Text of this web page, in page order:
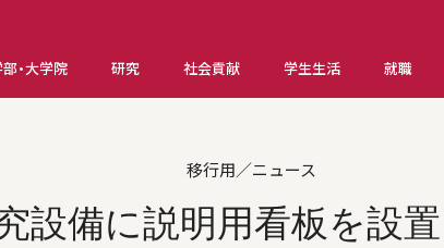
・大学院 研究 社会貢献 学生生活 就職
移行用／ニュース
設備に説明用看板を設置